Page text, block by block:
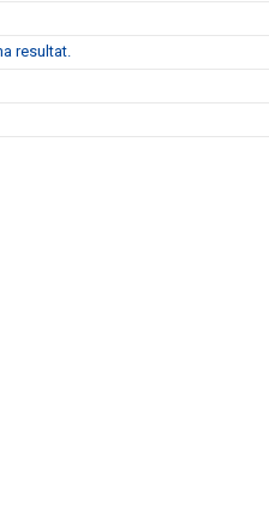
resultat.